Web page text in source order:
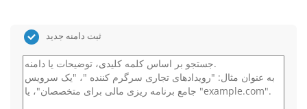
ثبت دامنه جدید